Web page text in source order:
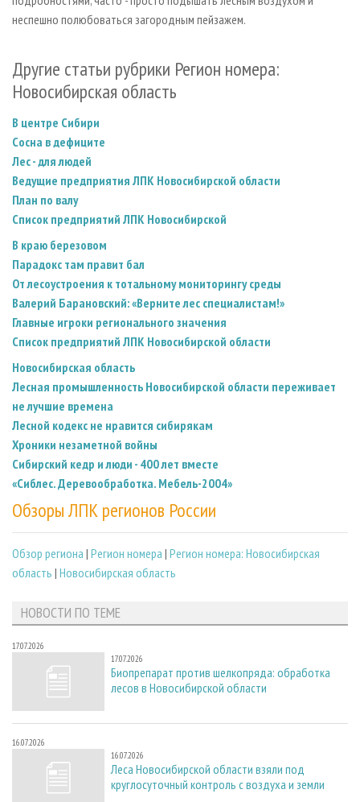
неспешно полюбоваться загородным пейзажем.
Другие статьи рубрики Регион номера:
Новосибирская область
В центре Сибири
Сосна в дефиците
Лес - для людей
Ведущие предприятия ЛПК Новосибирской области
План по валу
Список предприятий ЛПК Новосибирской
В краю березовом
Парадокс там правит бал
От лесоустроения к тотальному мониторингу среды
Валерий Барановский: «Верните лес специалистам!»
Главные игроки регионального значения
Список предприятий ЛПК Новосибирской области
Новосибирская область
Лесная промышленность Новосибирской области переживает
не лучшие времена
Лесной кодекс не нравится сибирякам
Хроники незаметной войны
Сибирский кедр и люди - 400 лет вместе
«Сиблес. Деревообработка. Мебель-2004»
Обзоры ЛПК регионов России
Обзор региона | Регион номера | Регион номера: Новосибирская
область | Новосибирская область
НОВОСТИ ПО ТЕМЕ
17.07.2026
17.07.2026
Биопрепарат против шелкопряда: обработка
лесов в Новосибирской области
16.07.2026
16.07.2026
Леса Новосибирской области взяли под
круглосуточный контроль с воздуха и земли